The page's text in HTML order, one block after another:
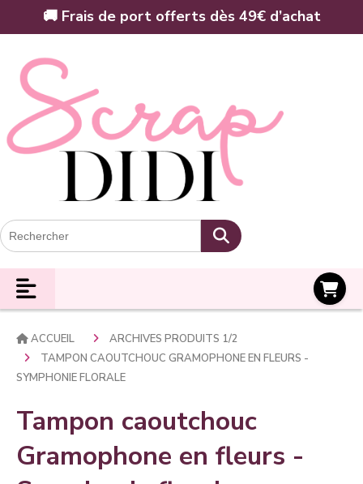
🚚 Frais de port offerts dès 49€ d’achat
ACCUEIL
ARCHIVES PRODUITS 1/2
TAMPON CAOUTCHOUC GRAMOPHONE EN FLEURS -
SYMPHONIE FLORALE
Tampon caoutchouc
Gramophone en fleurs -